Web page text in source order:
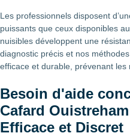
Les professionnels disposent
puissants que ceux disponibles
nuisibles développent une
diagnostic précis et nos
efficace et durable, prévenant les
Besoin d'aide
Cafard
Efficace et Discret